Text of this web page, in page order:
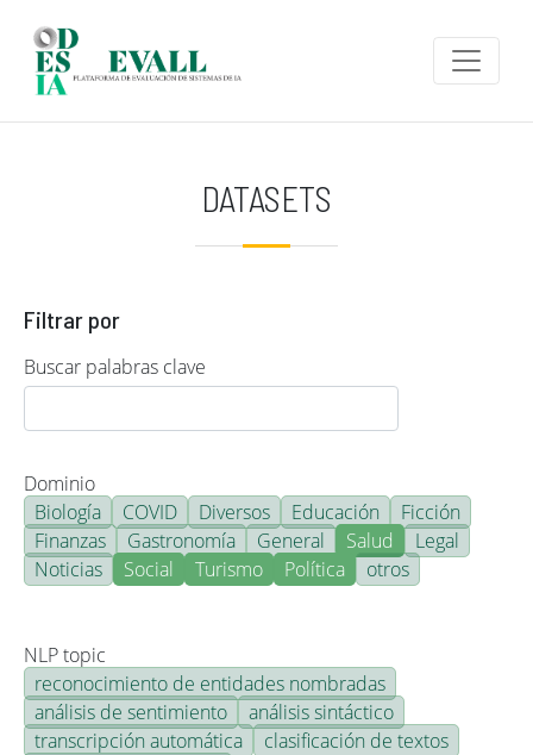
DATASETS
Filtrar por
Buscar palabras clave
Dominio
Biología
COVID Diversos Educación
Ficción
Finanzas
Gastronomía General Salud
Legal
Noticias
Social Turismo Política otros
NLP topic
reconocimiento de entidades nombradas
análisis de sentimiento
análisis sintáctico
transcripción automática
clasificación de textos